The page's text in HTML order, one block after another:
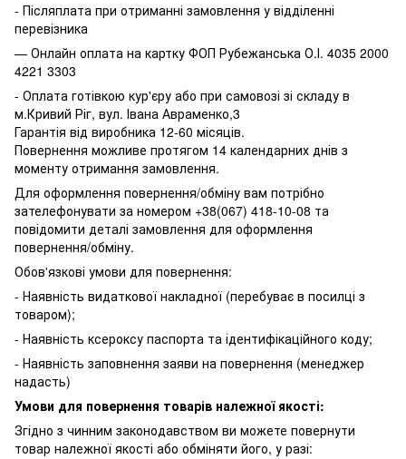
- Післяплата при отриманні замовлення у відділенні
перевізника
— Онлайн оплата на картку ФОП Рубежанська О.І. 4035 2000
4221 3303
- Оплата готівкою кур'єру або при самовозі зі складу в
м.Кривий Ріг, вул. Івана Авраменко,3
Гарантія від виробника 12-60 місяців.
Повернення можливе протягом 14 календарних днів з
моменту отримання замовлення.
Для оформлення повернення/обміну вам потрібно
зателефонувати за номером +38(067) 418-10-08 та
повідомити деталі замовлення для оформлення
повернення/обміну.
Обов'язкові умови для повернення:
- Наявність видаткової накладної (перебуває в посилці з
товаром);
- Наявність ксероксу паспорта та ідентифікаційного коду;
- Наявність заповнення заяви на повернення (менеджер
надасть)
Умови для повернення товарів належної якості:
Згідно з чинним законодавством ви можете повернути
товар належної якості або обміняти його, у разі: